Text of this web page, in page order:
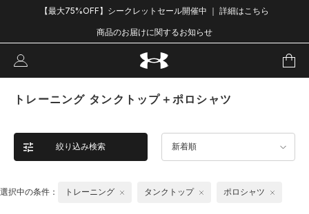
【最大75%OFF】シークレットセール開催中 ｜ 詳細はこちら
商品のお届けに関するお知らせ
トレーニング タンクトップ＋ポロシャツ
絞り込み検索 新着順
選択中の条件： トレーニング タンクトップ ポロシャツ